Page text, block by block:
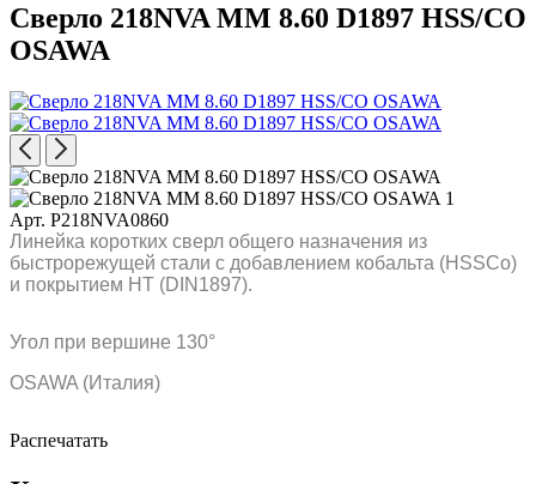
Сверло 218NVA MM 8.60 D1897 HSS/CO
OSAWA
Арт. P218NVA0860
Линейка коротких сверл общего назначения из
быстрорежущей стали с добавлением кобальта (HSSCo)
и покрытием HT (DIN1897).
Угол при вершине 130°
OSAWA (Италия)
Распечатать